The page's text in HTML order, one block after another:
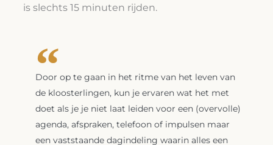
is slechts 15 minuten rijden.
Door op te gaan in het ritme van het leven van
de kloosterlingen, kun je ervaren wat het met
doet als je je niet laat leiden voor een (overvolle)
agenda, afspraken, telefoon of impulsen maar
een vaststaande dagindeling waarin alles een